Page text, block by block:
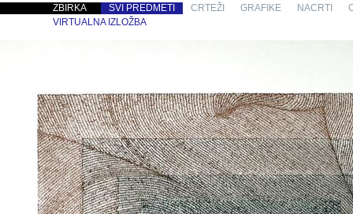
ZBIRKA
SVI PREDMETI CRTEŽI GRAFIKE NACRTI
VIRTUALNA IZLOŽBA